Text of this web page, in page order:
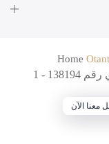
- 1